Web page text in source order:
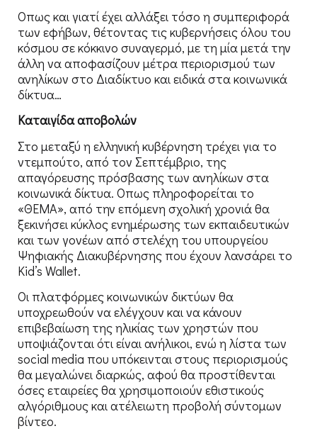
Οπως και γιατί έχει αλλάξει τόσο η συμπεριφορά
των εφήβων, θέτοντας τις κυβερνήσεις όλου του
κόσμου σε κόκκινο συναγερμό, με τη μία μετά την
άλλη να αποφασίζουν μέτρα περιορισμού των
ανηλίκων στο Διαδίκτυο και ειδικά στα κοινωνικά
δίκτυα…
Καταιγίδα αποβολών
Στο μεταξύ η ελληνική κυβέρνηση τρέχει για το
ντεμπούτο, από τον Σεπτέμβριο, της
απαγόρευσης πρόσβασης των ανηλίκων στα
κοινωνικά δίκτυα. Οπως πληροφορείται το
«ΘΕΜΑ», από την επόμενη σχολική χρονιά θα
ξεκινήσει κύκλος ενημέρωσης των εκπαιδευτικών
και των γονέων από στελέχη του υπουργείου
Ψηφιακής Διακυβέρνησης που έχουν λανσάρει το
Kid’s Wallet.
Οι πλατφόρμες κοινωνικών δικτύων θα
υποχρεωθούν να ελέγχουν και να κάνουν
επιβεβαίωση της ηλικίας των χρηστών που
υποψιάζονται ότι είναι ανήλικοι, ενώ η λίστα των
social media που υπόκεινται στους περιορισμούς
θα μεγαλώνει διαρκώς, αφού θα προστίθενται
όσες εταιρείες θα χρησιμοποιούν εθιστικούς
αλγόριθμους και ατέλειωτη προβολή σύντομων
βίντεο.